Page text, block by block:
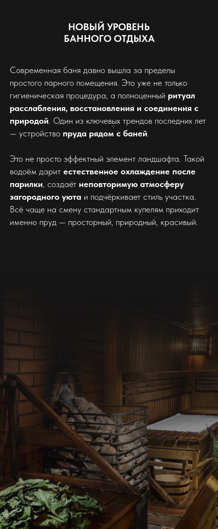
НОВЫЙ УРОВЕНЬ
БАННОГО ОТДЫХА
Современная баня давно вышла за пределы
простого парного помещения. Это уже не только
гигиеническая процедура, а полноценный ритуал
расслабления, восстановления и соединения с
природой . Один из ключевых трендов последних лет
— устройство пруда рядом с баней
Это не просто эффектный элемент ландшафта. Такой
водоём дарит естественное охлаждение после
парилки , создаёт неповторимую атмосферу
загородного уюта и подчёркивает стиль участка.
Всё чаще на смену стандартным купелям приходит
именно пруд — просторный, природный, красивый.